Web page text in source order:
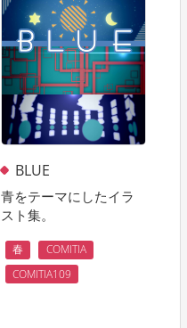
BLUE
青をテーマにしたイラ
スト集。
春
COMITIA
COMITIA109